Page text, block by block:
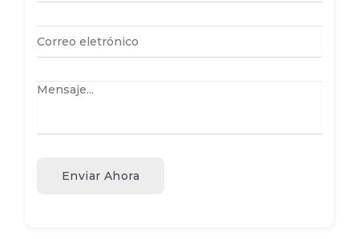
Enviar Ahora